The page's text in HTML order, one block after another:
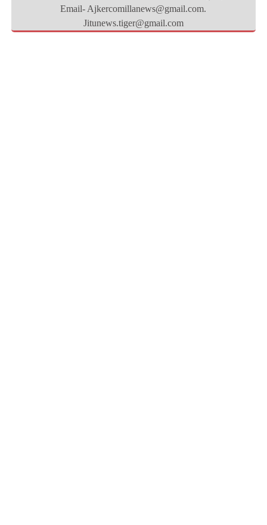
Email- Ajkercomillanews@gmail.com.
Jitunews.tiger@gmail.com